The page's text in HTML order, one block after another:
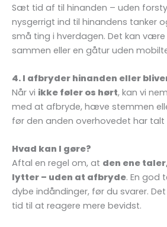
Sæt tid af til hinanden – uden
nysgerrigt ind til hinandens tanker
små ting i hverdagen. Det kan
sammen eller en gåtur uden
4. I afbryder hinanden eller
Når vi ikke føler os hørt, kan vi
med at afbryde, hæve stemmen
før den anden overhovedet har talt
Hvad kan I gøre?
Aftal en regel om, at den ene
lytter – uden at afbryde. En god
dybe indåndinger, før du svarer.
tid til at reagere mere bevidst.